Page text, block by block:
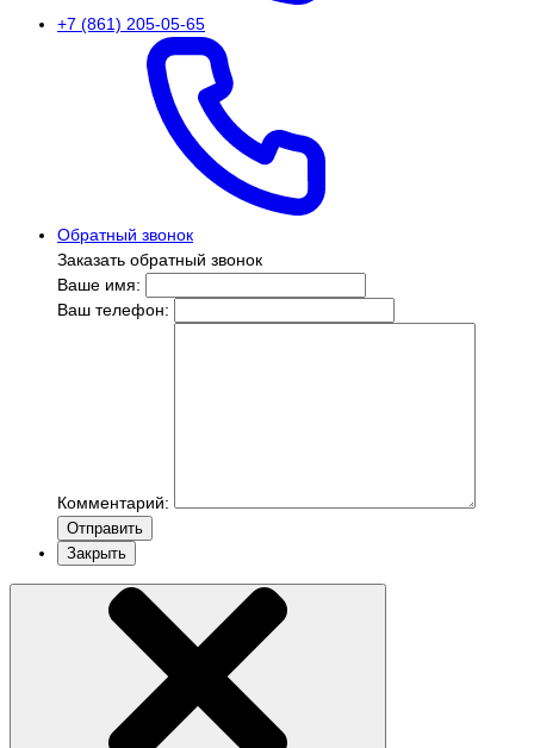
+7 (861) 205-05-65
Обратный звонок
Заказать обратный звонок
Ваше имя:
Ваш телефон:
Комментарий:
Отправить
Закрыть